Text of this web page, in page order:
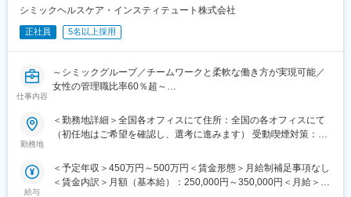
シミックヘルスケア・インスティテュート株式会社
正社員 5名以上採用
仕事内容
～シミックグループ／チームワークと柔軟な働き方が実現可能／
女性の管理職比率60％超～
や私たちのQOLを向上させるべく、新しい治療法を開発する必要
があります。今回はそのための治験を実施する際の患者さんおよ
び医療機関のサポートを担う治験コーディネーター（通称CRC）
・治験被験者である患者さんへの内容説明補助、ケア／相談
・治験担当医師の補助
勤務地
＜勤務地詳細＞全国各オフィスにて住所：全国の各オフィスにて
（初任地はご希望を確認し、選考に進みます） 受動喫煙対策：そ
業所
給与
＜予定年収＞450万円～500万円＜賃金形態＞月給制補足事項なし
＜賃金内訳＞月額（基本給）：250,000円～350,000円＜月給＞